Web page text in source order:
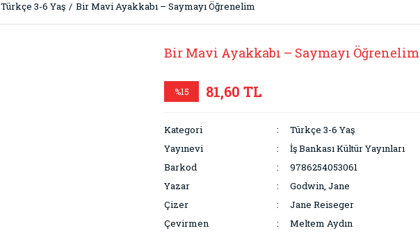
Türkçe 3-6 Yaş Bir Mavi Ayakkabı – Saymayı Öğrenelim
Bir Mavi Ayakkabı – Saymayı Öğrenelim
%15 81,60 TL
Kategori
Türkçe 3-6 Yaş
Yayınevi
İş Bankası Kültür Yayınları
Barkod
9786254053061
Yazar
Godwin, Jane
Çizer
Jane Reiseger
Çevirmen
Meltem Aydın